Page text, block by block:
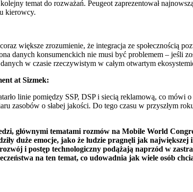
temat do rozważań. Peugeot zaprezentował
kierowcy.
większe zrozumienie, że integracja ze społecznością
danych konsumenckich nie musi być problemem – jeśli
w czasie rzeczywistym w całym otwartym
at Sizmek:
linie pomiędzy SSP, DSP i siecią reklamową, co
zasobów o słabej jakości. Do tego czasu w przyszłym
głównymi tematami rozmów na Mobile World
duże emocje, jako że ludzie pragnęli jak
i postęp technologiczny podążają naprzód w
na ten temat, co udowadnia jak wiele osób